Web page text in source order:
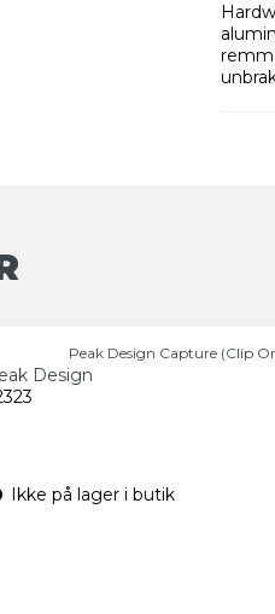
Peak Design Capture (Clip
Design
Ikke på lager i butik